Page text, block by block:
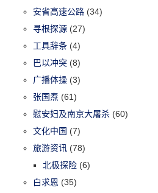
安省高速公路 (34)
寻根探源 (27)
工具辞条 (4)
巴以冲突 (8)
广播体操 (3)
张国焘 (61)
慰安妇及南京大屠杀 (60)
文化中国 (7)
旅游资讯 (78)
北极探险 (6)
白求恩 (35)